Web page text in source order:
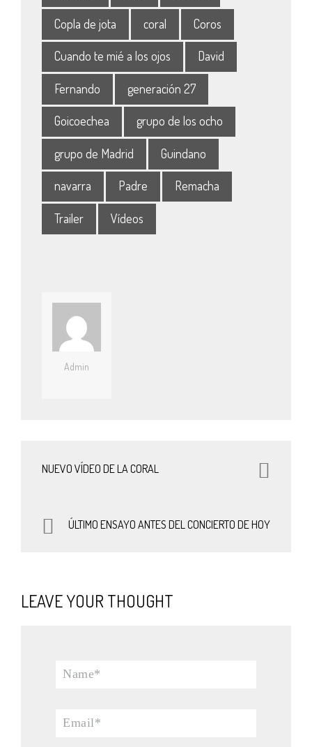
Copla de jota coral Coros
Cuando te mié a los ojos David
Fernando generación 27
Goicoechea grupo de los ocho
grupo de Madrid Guindano
navarra Padre Remacha
Trailer Vídeos
Admin
NUEVO VÍDEO DE LA CORAL
ÚLTIMO ENSAYO ANTES DEL CONCIERTO DE HOY
LEAVE YOUR THOUGHT